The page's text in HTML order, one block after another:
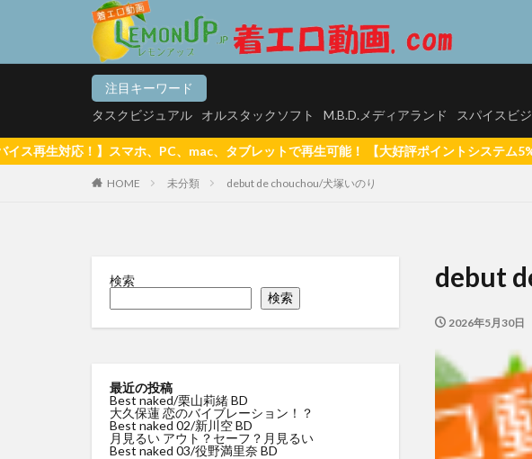
注目キーワード
タスクビジュアル
オルスタックソフト M.B.D.メディアランド スパイスビ
mac、タブレットで再生可能！ 【大好評ポイントシステム5%還元(1ポイント=1円換算)】
HOME 未分類 debut de chouchou/犬塚いのり
debut
2026年5月30日
検索
検索
最近の投稿
Best naked/栗山莉緒 BD
大久保蓮 恋のバイブレーション！？
Best naked 02/新川空 BD
月見るい アウト？セーフ？月見るい
Best naked 03/役野満里奈 BD
タスクビジュアル オルスタックソフト M.B.D.
カテゴリー
里山さえこ
河内菜々星 やっぱり10代（TEEN）が好き
来生かほ じゅーしぃアイドルはＨに発育中
星乃もこ グラドルでは ダメ
小林せつな 岡山弁に恋し